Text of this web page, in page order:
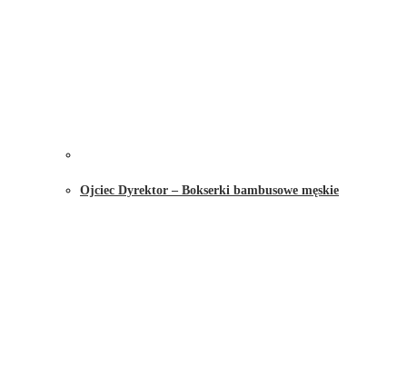
Ojciec Dyrektor – Bokserki bambusowe męskie